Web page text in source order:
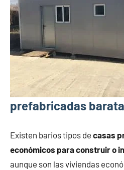
prefabricadas
Existen barios tipos de casas
económicos para construir o
aunque son las viviendas